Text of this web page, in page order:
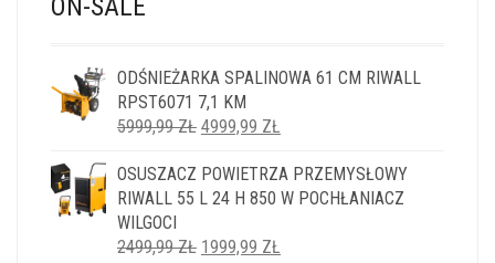
ON-SALE
ODŚNIEŻARKA SPALINOWA 61 CM RIWALL
RPST6071 7,1 KM
5999,99ZŁ PIERWOTNA
WYNOSIŁA:
5999,99 ZŁ.
4999,99 ZŁ
WYNOSI:
4999,99 ZŁ.
OSUSZACZ POWIETRZA PRZEMYSŁOWY
RIWALL 55 L 24 H 850 W POCHŁANIACZ
WILGOCI
2499,99ZŁ PIERWOTNA
1999,99 ZŁ